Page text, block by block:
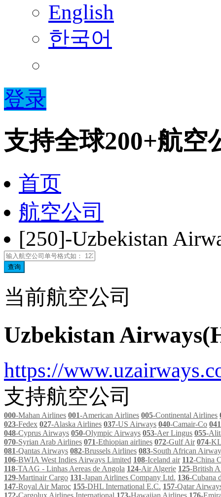
English
한국어
登录
支持全球200+航空
首页
航空公司
[250]-Uzbekistan
查询
当前航空公司
Uzbekistan
https://
支持航空公司
000-Mahan Airlines 001-American Airlines 005-Continental Airlines
023-Fedex 027-Alaska Airlines 037-US Airways 040-Camair-Co 041
048-Cyprus Airways 050-Olympic Airways 053-Aer Lingus 055-
070-Syrian Arab Airlines 071-Ethiopian airlines 072-Gulf Air 074-
081-Qantas Airways 082-Brussels Airlines 083-South African
106-BWIA West Indies Airways Limited 108-Iceland air 112-China
118-TAAG - Linhas Aereas de Angola 124-Air Algerie 125-British
129-Martinair Cargo 131-Japan Airlines Company Ltd. 136-Cubana
147-Royal Air Maroc 155-DHL International E.C. 157-Qatar
172-Cargolux Airlines International 173-Hawaiian Airlines 176-